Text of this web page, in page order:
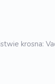
krosna: